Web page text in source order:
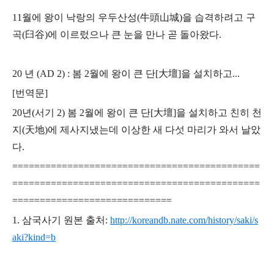
11월에 왕이 낙랑의 우두산성(牛頭山城)을 습격하려고 구
곡(臼谷)에 이르렀으나 큰 눈을 만나 곧 돌아왔다.
20 년 (AD 2) : 봄 2월에 왕이 큰 단[大壇]을 설치하고...
[번역문]
20년(서기 2) 봄 2월에 왕이 큰 단[大壇]을 설치하고 친히 천
지(天地)에 제사지냈는데 이상한 새 다섯 마리가 와서 날았
다.
=============================================
=============================================
=============================
1. 삼국사기 원본 출처: http://koreandb.nate.com/history/saki/s
aki?kind=b